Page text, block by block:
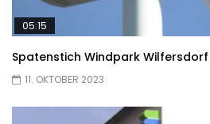
05:15
Spatenstich Windpark Wilfersdorf
11. OKTOBER 2023